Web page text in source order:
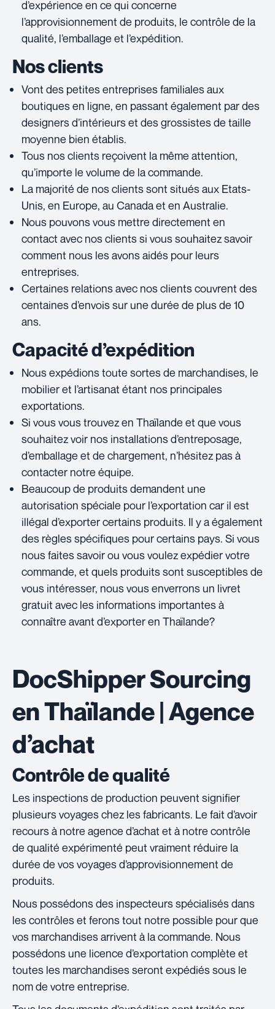
d’expérience en ce qui concerne
l’approvisionnement de produits, le contrôle de la
qualité, l’emballage et l’expédition.
Nos clients
Vont des petites entreprises familiales aux
boutiques en ligne, en passant également par des
designers d’intérieurs et des grossistes de taille
moyenne bien établis.
Tous nos clients reçoivent la même attention,
qu’importe le volume de la commande.
La majorité de nos clients sont situés aux Etats-
Unis, en Europe, au Canada et en Australie.
Nous pouvons vous mettre directement en
contact avec nos clients si vous souhaitez savoir
comment nous les avons aidés pour leurs
entreprises.
Certaines relations avec nos clients couvrent des
centaines d’envois sur une durée de plus de 10
ans.
Capacité d’expédition
Nous expédions toute sortes de marchandises, le
mobilier et l’artisanat étant nos principales
exportations.
Si vous vous trouvez en Thaïlande et que vous
souhaitez voir nos installations d’entreposage,
d’emballage et de chargement, n’hésitez pas à
contacter notre équipe.
Beaucoup de produits demandent une
autorisation spéciale pour l’exportation car il est
illégal d’exporter certains produits. Il y a également
des règles spécifiques pour certains pays. Si vous
nous faites savoir ou vous voulez expédier votre
commande, et quels produits sont susceptibles de
vous intéresser, nous vous enverrons un livret
gratuit avec les informations importantes à
connaître avant d’exporter en Thaïlande?
DocShipper Sourcing
en Thaïlande | Agence
d’achat
Contrôle de qualité
Les inspections de production peuvent signifier
plusieurs voyages chez les fabricants. Le fait d’avoir
recours à notre agence d’achat et à notre contrôle
de qualité expérimenté peut vraiment réduire la
durée de vos voyages d’approvisionnement de
produits.
Nous possédons des inspecteurs spécialisés dans
les contrôles et ferons tout notre possible pour que
vos marchandises arrivent à la commande. Nous
possédons une licence d’exportation complète et
toutes les marchandises seront expédiés sous le
nom de votre entreprise.